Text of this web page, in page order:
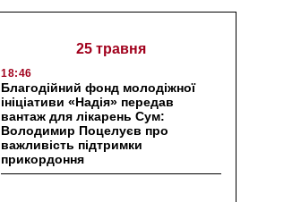
25 травня
18:46
Благодійний фонд молодіжної
ініціативи «Надія» передав
вантаж для лікарень Сум:
Володимир Поцелуєв про
важливість підтримки
прикордоння